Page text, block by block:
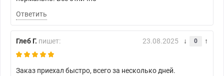
Ответить
Глеб Г. пишет: 23.08.2025 0
Заказ приехал быстро, всего за несколько дней.